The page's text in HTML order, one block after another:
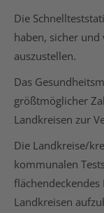
Die
haben, sicher und
auszustellen.
Das
größtmöglicher
Landkreisen zur
Die Landkreise/
kommunalen
Landkreisen